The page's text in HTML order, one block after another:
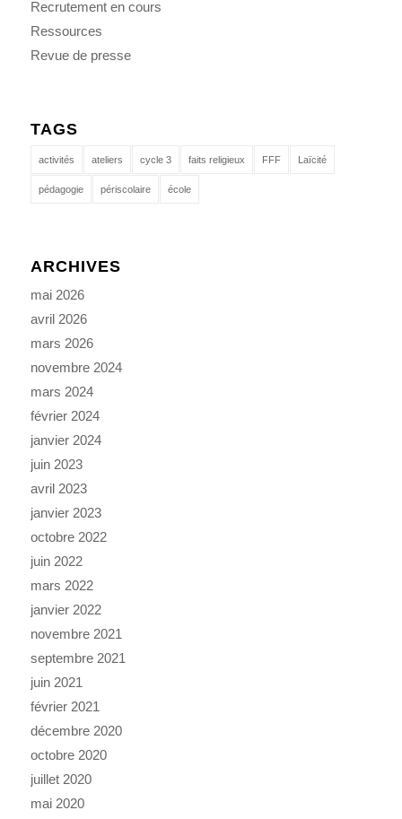
Recrutement en cours
Ressources
Revue de presse
TAGS
activités ateliers cycle 3 faits religieux FFF Laïcité
pédagogie périscolaire école
ARCHIVES
mai 2026
avril 2026
mars 2026
novembre 2024
mars 2024
février 2024
janvier 2024
juin 2023
avril 2023
janvier 2023
octobre 2022
juin 2022
mars 2022
janvier 2022
novembre 2021
septembre 2021
juin 2021
février 2021
décembre 2020
octobre 2020
juillet 2020
mai 2020